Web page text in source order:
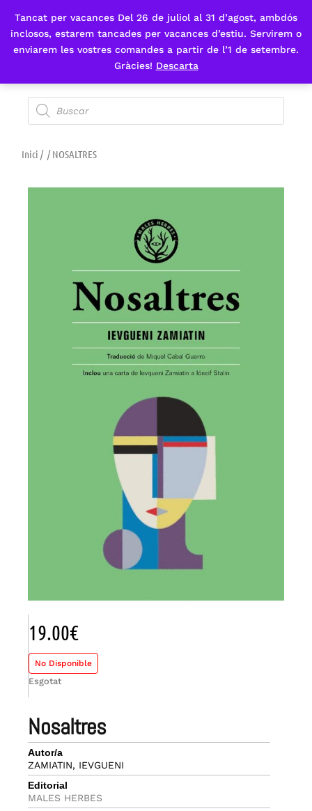
Tancat per vacances Del 26 de juliol al 31 d’agost, ambdós
inclosos, estarem tancades per vacances d’estiu. Servirem o
enviarem les vostres comandes a partir de l’1 de setembre.
Gràcies! Descarta
Fes-te'n sòcia
Inici / / NOSALTRES
nosaltres
Autor/a
ZAMIATIN, IEVGUENI
Editorial
MALES HERBES
19.00€
No Disponible
Esgotat